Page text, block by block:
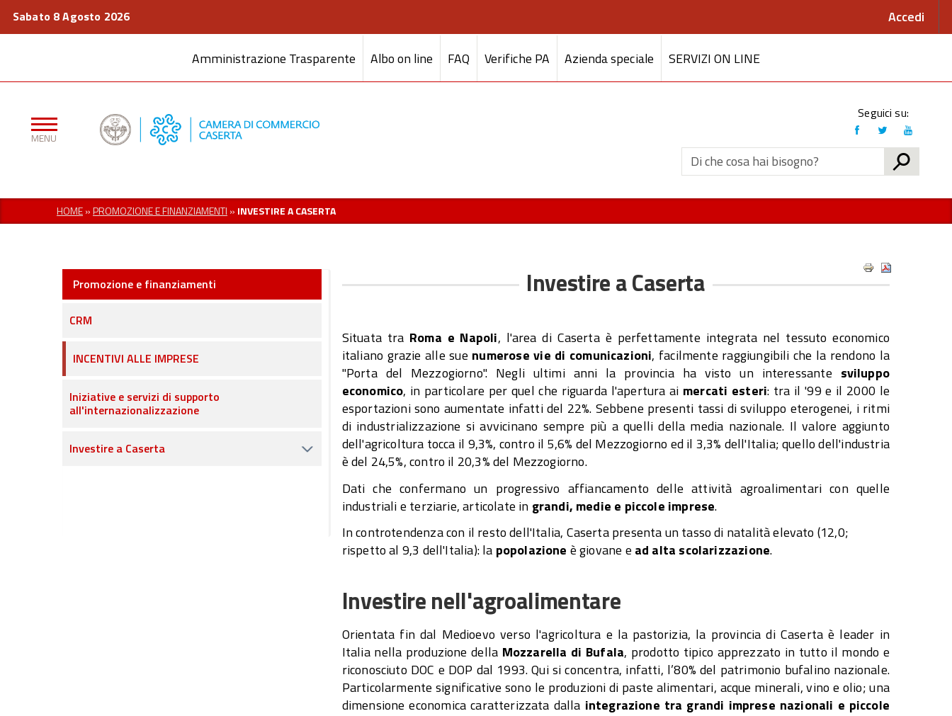
Sabato 8 Agosto 2026 Accedi
social
Seguici su:
Amministrazione Trasparente Albo on line FAQ Verifiche PA Azienda speciale SERVIZI ON LINE
HOME»PROMOZIONE E FINANZIAMENTI » INVESTIRE A CASERTA
Promozione e finanziamenti
CRM
INCENTIVI ALLE IMPRESE
Iniziative e servizi di supporto
all'internazionalizzazione
Investire a Caserta
Investire a Caserta
Situata tra Roma e Napoli, l'area di Caserta è perfettamente integrata nel tessuto economico
italiano grazie alle sue numerose vie di comunicazioni, facilmente raggiungibili che la rendono la
"Porta del Mezzogiorno". Negli ultimi anni la provincia ha visto un interessante sviluppo
economico, in particolare per quel che riguarda l'apertura ai mercati esteri: tra il '99 e il 2000 le
esportazioni sono aumentate infatti del 22%. Sebbene presenti tassi di sviluppo eterogenei, i ritmi
di industrializzazione si avvicinano sempre più a quelli della media nazionale. Il valore aggiunto
dell'agricoltura tocca il 9,3%, contro il 5,6% del Mezzogiorno ed il 3,3% dell'Italia; quello dell'industria
è del 24,5%, contro il 20,3% del Mezzogiorno.
Dati che confermano un progressivo affiancamento delle attività agroalimentari con quelle
industriali e terziarie, articolate in grandi, medie e piccole imprese.
In controtendenza con il resto dell'Italia, Caserta presenta un tasso di natalità elevato (12,0;
rispetto al 9,3 dell'Italia): la popolazione è giovane e ad alta scolarizzazione.
Investire nell'agroalimentare
Orientata fin dal Medioevo verso l'agricoltura e la pastorizia, la provincia di Caserta è leader in
Italia nella produzione della Mozzarella di Bufala, prodotto tipico apprezzato in tutto il mondo e
riconosciuto DOC e DOP dal 1993. Qui si concentra, infatti, l’80% del patrimonio bufalino nazionale.
Particolarmente significative sono le produzioni di paste alimentari, acque minerali, vino e olio; una
dimensione economica caratterizzata dalla integrazione tra grandi imprese nazionali e piccole